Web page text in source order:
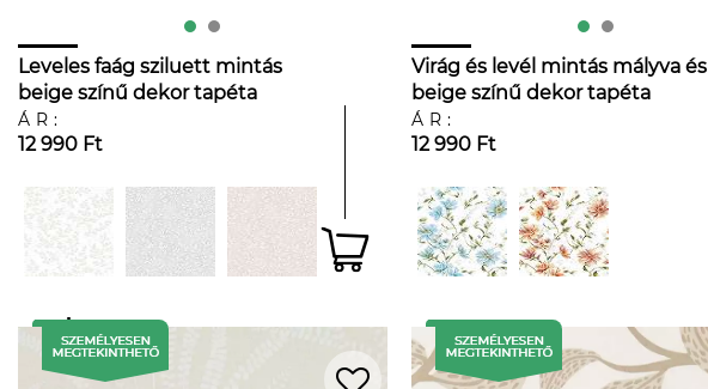
Leveles faág sziluett mintás
beige színű dekor tapéta
ÁR:
12 990 Ft
Virág és levél mintás mályva és
beige színű dekor tapéta
ÁR:
12 990 Ft